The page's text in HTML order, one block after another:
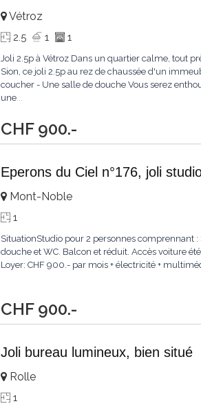
CHF 900.-
Vétroz
2.5 1 1
Joli 2.5p à Vétroz Dans un quartier calme, tout
Sion, ce joli 2.5p au rez de chaussée d'un
coucher - Une salle de douche Vous serez
une...
Eperons du Ciel n°176, joli
CHF 900.-
Mont-Noble
1
SituationStudio pour 2 personnes comprennant
douche et WC. Balcon et réduit. Accès voiture
Loyer: CHF 900.- par mois + électricité +
Joli bureau lumineux, bien situé
Rolle
1